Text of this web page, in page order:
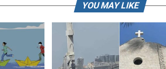
YOU MAY LIKE